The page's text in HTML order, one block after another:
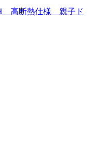
高断熱仕様 親子ド